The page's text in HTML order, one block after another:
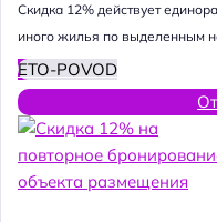
Cкидка 12% действует
иного жилья по выделенным
ETO-POVOD